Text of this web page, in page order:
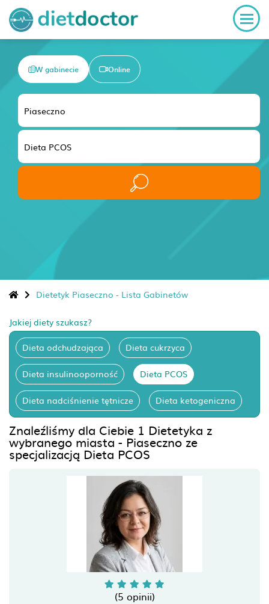
W gabinecie Online
Dietetyk Piaseczno - Lista Gabinetów
Jakiej diety szukasz?
Dieta odchudzająca Dieta cukrzyca
Dieta insulinooporność Dieta PCOS
Dieta nadciśnienie tętnicze Dieta ketogeniczna
Znaleźliśmy dla Ciebie 1 Dietetyka z
wybranego miasta - Piaseczno ze
specjalizacją Dieta PCOS
(5 opinii)